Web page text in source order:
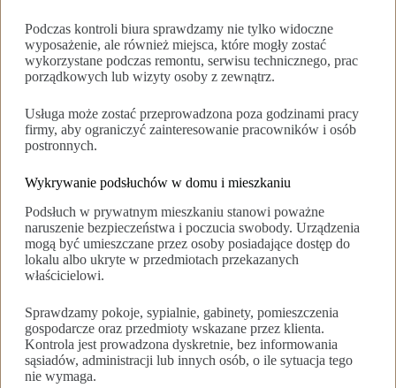
Podczas kontroli biura sprawdzamy nie tylko widoczne
wyposażenie, ale również miejsca, które mogły zostać
wykorzystane podczas remontu, serwisu technicznego, prac
porządkowych lub wizyty osoby z zewnątrz.
Usługa może zostać przeprowadzona poza godzinami pracy
firmy, aby ograniczyć zainteresowanie pracowników i osób
postronnych.
Wykrywanie podsłuchów w domu i mieszkaniu
Podsłuch w prywatnym mieszkaniu stanowi poważne
naruszenie bezpieczeństwa i poczucia swobody. Urządzenia
mogą być umieszczane przez osoby posiadające dostęp do
lokalu albo ukryte w przedmiotach przekazanych
właścicielowi.
Sprawdzamy pokoje, sypialnie, gabinety, pomieszczenia
gospodarcze oraz przedmioty wskazane przez klienta.
Kontrola jest prowadzona dyskretnie, bez informowania
sąsiadów, administracji lub innych osób, o ile sytuacja tego
nie wymaga.